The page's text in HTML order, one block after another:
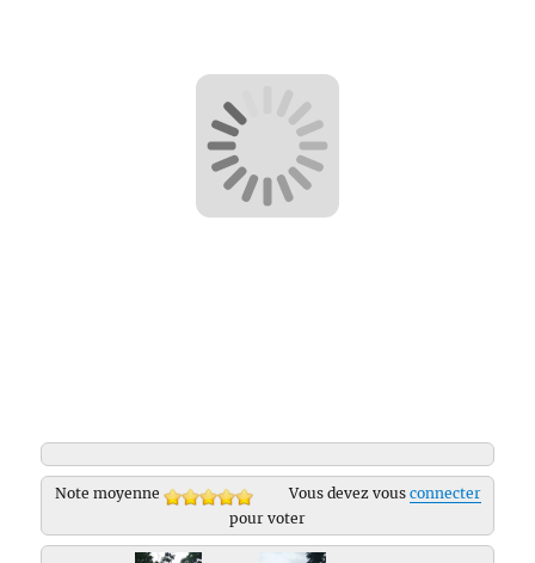
Note moyenne Vous devez vous connecter
pour voter